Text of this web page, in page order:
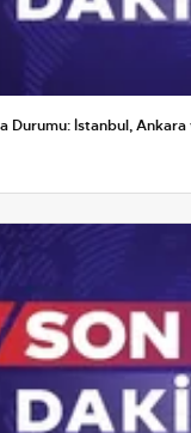
Durumu: İstanbul,